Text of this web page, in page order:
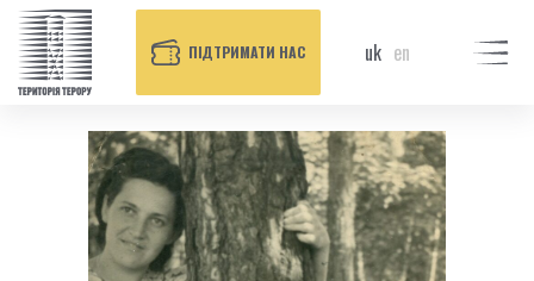
ПІДТРИМАТИ НАС uk en